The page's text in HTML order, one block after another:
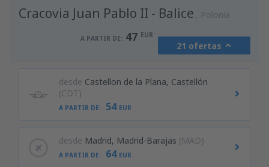
Cracovia Juan Pablo II - Balice Polonia
A PARTIR DE: 47 EUR
21 ofertas
desde Castellon de la Plana, Castellón
(CDT)
A PARTIR DE: 54 EUR
desde Madrid, Madrid-Barajas (MAD)
A PARTIR DE: 64 EUR